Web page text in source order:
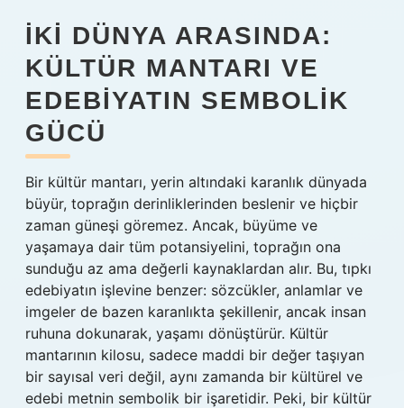
İKI DÜNYA ARASINDA:
KÜLTÜR MANTARI VE
EDEBIYATIN SEMBOLIK
GÜCÜ
Bir kültür mantarı, yerin altındaki karanlık dünyada
büyür, toprağın derinliklerinden beslenir ve hiçbir
zaman güneşi göremez. Ancak, büyüme ve
yaşamaya dair tüm potansiyelini, toprağın ona
sunduğu az ama değerli kaynaklardan alır. Bu, tıpkı
edebiyatın işlevine benzer: sözcükler, anlamlar ve
imgeler de bazen karanlıkta şekillenir, ancak insan
ruhuna dokunarak, yaşamı dönüştürür. Kültür
mantarının kilosu, sadece maddi bir değer taşıyan
bir sayısal veri değil, aynı zamanda bir kültürel ve
edebi metnin sembolik bir işaretidir. Peki, bir kültür